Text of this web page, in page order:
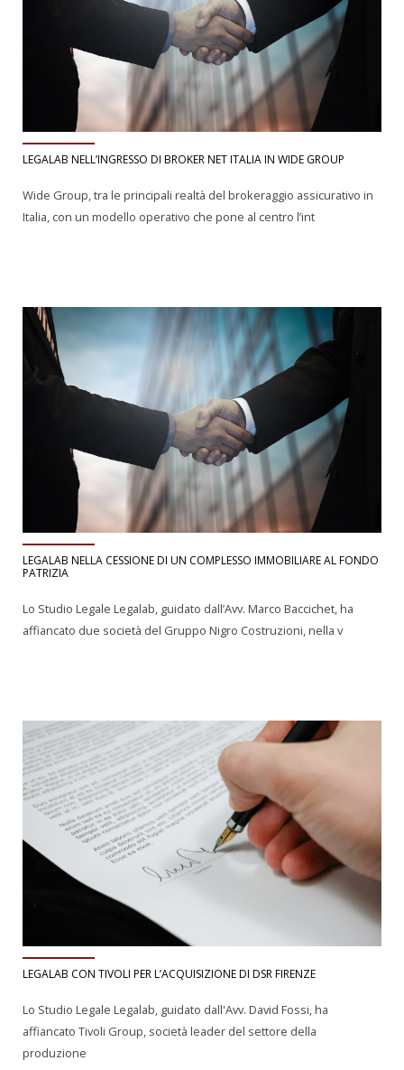
LEGALAB NELL’INGRESSO DI BROKER NET ITALIA IN WIDE GROUP
Wide Group, tra le principali realtà del brokeraggio assicurativo in
Italia, con un modello operativo che pone al centro l’int
LEGALAB NELLA CESSIONE DI UN COMPLESSO IMMOBILIARE AL FONDO
PATRIZIA
Lo Studio Legale Legalab, guidato dall’Avv. Marco Baccichet, ha
affiancato due società del Gruppo Nigro Costruzioni, nella v
LEGALAB CON TIVOLI PER L’ACQUISIZIONE DI DSR FIRENZE
Lo Studio Legale Legalab, guidato dall'Avv. David Fossi, ha
affiancato Tivoli Group, società leader del settore della
produzione